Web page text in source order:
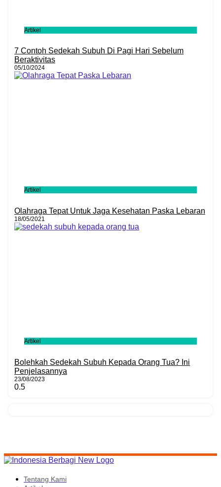
Artikel
7 Contoh Sedekah Subuh Di Pagi Hari Sebelum
Beraktivitas
05/10/2024
Artikel
Olahraga Tepat Untuk Jaga Kesehatan Paska Lebaran
18/05/2021
Artikel
Bolehkah Sedekah Subuh Kepada Orang Tua? Ini
Penjelasannya
23/08/2023
Tentang Kami